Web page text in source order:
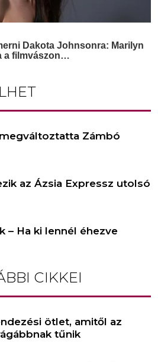
Zámbó
az Ázsia Expressz utolsó
– Ha ki lennél éhezve
CIKKEI
ötlet, amitől az
tűnik